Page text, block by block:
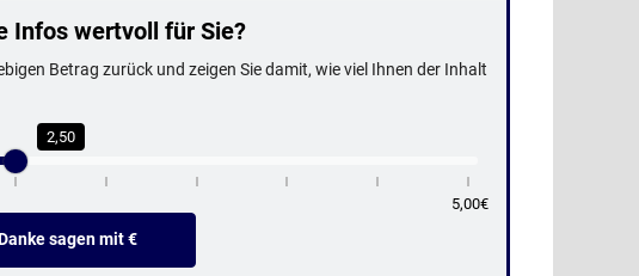
Infos wertvoll für Sie?
Betrag zurück und zeigen Sie damit, wie viel Ihnen der Inhalt
2,50
5,00€
sagen mit €